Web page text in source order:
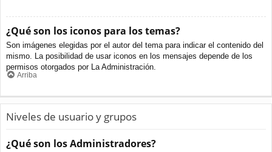
¿Qué son los iconos para los temas?
Son imágenes elegidas por el autor del tema para indicar el contenido del
mismo. La posibilidad de usar iconos en los mensajes depende de los
permisos otorgados por La Administración.
Arriba
Niveles de usuario y grupos
¿Qué son los Administradores?